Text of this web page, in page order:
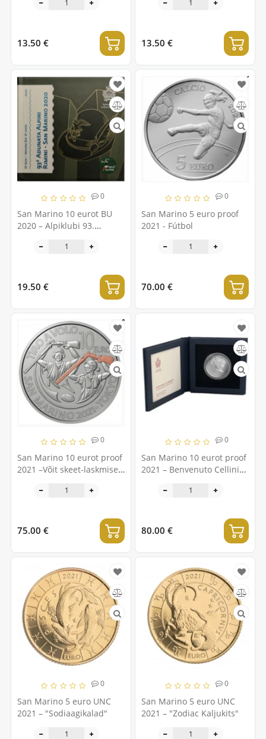
13.50 € 13.50 €
0
San Marino 10 eurot BU
2020 – Alpiklubi 93.
Marinos
19.50 €
0
San Marino 5 euro proof
2021 - Fútbol
70.00 €
0
San Marino 10 eurot proof
2021 –Võit skeet-laskmises
75.00 €
0
San Marino 10 eurot proof
2021 – Benvenuto Cellini
80.00 €
0
San Marino 5 euro UNC
2021 – "Sodiaagikalad"
0
San Marino 5 euro UNC
2021 – "Zodiac Kaljukits"